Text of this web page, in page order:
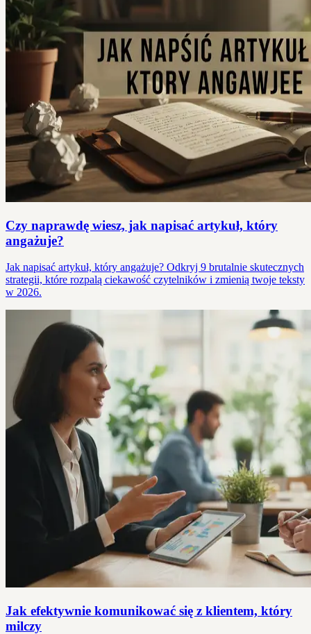
Czy naprawdę wiesz, jak napisać artykuł, który
angażuje?
Jak napisać artykuł, który angażuje? Odkryj 9 brutalnie skutecznych
strategii, które rozpalą ciekawość czytelników i zmienią twoje teksty
w 2026.
Jak efektywnie komunikować się z klientem, który
milczy